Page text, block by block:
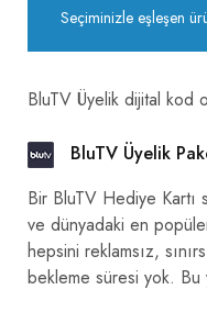
Seçiminizle eşleşen
BluTV Üyelik dijital kod
BluTV Üyelik
Bir BluTV Hediye Kartı
ve dünyadaki en
hepsini reklamsız,
bekleme süresi yok. Bu